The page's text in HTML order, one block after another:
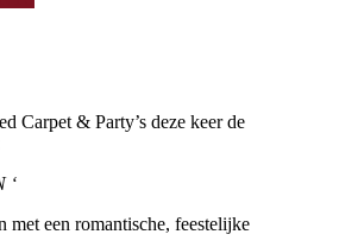
Carpet & Party’s deze keer de
‘
met een romantische, feestelijke